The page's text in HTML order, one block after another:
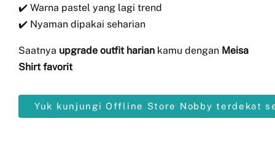
✔️ Warna pastel yang lagi trend
✔️ Nyaman dipakai seharian
Saatnya upgrade outfit harian kamu dengan Meisa
Shirt favorit
Yuk kunjungi Offline Store Nobby terdekat